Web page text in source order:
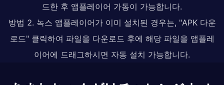
드한 후 앱플레이어 가동이 가능합니다.
방법 2. 녹스 앱플레이어가 이미 설치된 경우는, "APK 다운
로드" 클릭하여 파일을 다운로드 후에 해당 파일을 앱플레
이어에 드래그하시면 자동 설치 가능합니다.